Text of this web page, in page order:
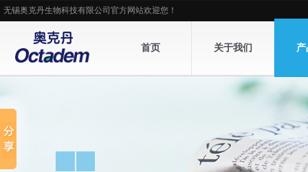
无锡奥克丹生物科技有限公司官方网站欢迎您！
首页 关于我们